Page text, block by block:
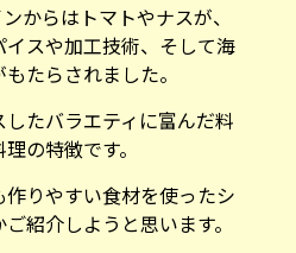
からはトマトやナスが、
スや加工技術、そして海
たらされました。
たバラエティに富んだ料
の特徴です。
りやすい食材を使ったシ
紹介しようと思います。